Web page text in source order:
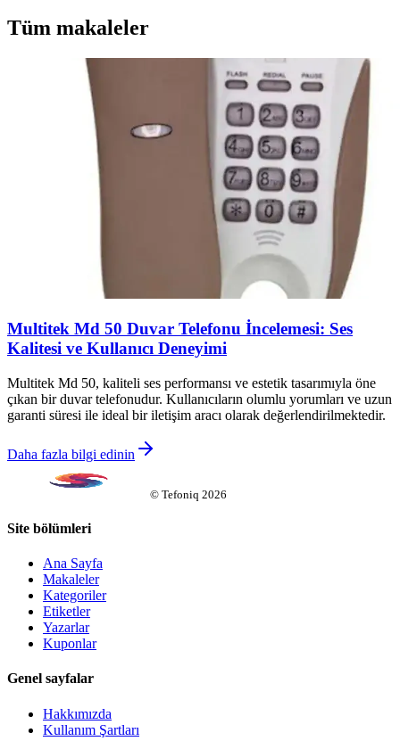
Tüm makaleler
Multitek Md 50 Duvar Telefonu İncelemesi: Ses
Kalitesi ve Kullanıcı Deneyimi
Multitek Md 50, kaliteli ses performansı ve estetik tasarımıyla öne
çıkan bir duvar telefonudur. Kullanıcıların olumlu yorumları ve uzun
garanti süresi ile ideal bir iletişim aracı olarak değerlendirilmektedir.
Daha fazla bilgi edinin
© Tefoniq 2026
Site bölümleri
Ana Sayfa
Makaleler
Kategoriler
Etiketler
Yazarlar
Kuponlar
Genel sayfalar
Hakkımızda
Kullanım Şartları